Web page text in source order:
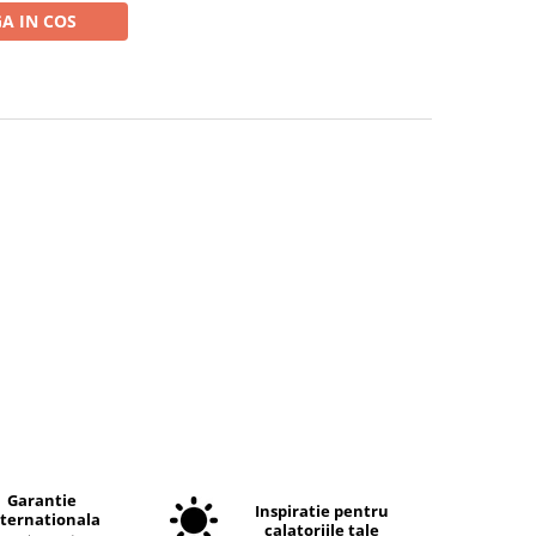
IN COS
Garantie
Inspiratie pentru
calatoriile tale